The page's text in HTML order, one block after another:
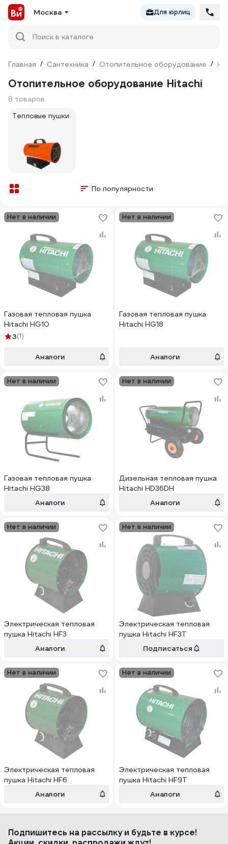
Москва Для юрлиц
Поиск в каталоге
Главная / Сантехника / Отопительное оборудование /
Отопительное оборудование Hitachi
8 товаров
Тепловые пушки
По популярности
Нет в наличии
Газовая тепловая пушка
Hitachi HG10
3(1)
Аналоги
Нет в наличии
Газовая тепловая пушка
Hitachi HG18
Аналоги
Нет в наличии
Газовая тепловая пушка
Hitachi HG38
Аналоги
Нет в наличии
Дизельная тепловая пушка
Hitachi HD36DH
Аналоги
Нет в наличии
Электрическая тепловая
пушка Hitachi HF3
Аналоги
Нет в наличии
Электрическая тепловая
пушка Hitachi HF3T
Подписаться
Нет в наличии
Электрическая тепловая
пушка Hitachi HF6
Аналоги
Нет в наличии
Электрическая тепловая
пушка Hitachi HF9T
Аналоги
Подпишитесь на рассылкуи будьте в курсе!